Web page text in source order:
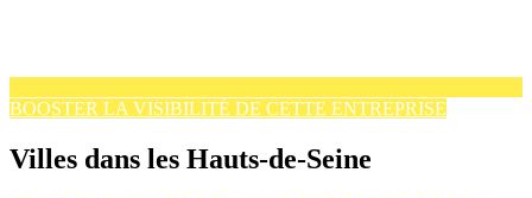
BOOSTER LA VISIBILITÉ DE CETTE ENTREPRISE
Villes dans les Hauts-de-Seine